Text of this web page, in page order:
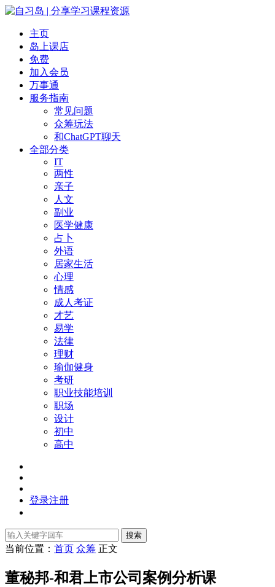
主页
岛上课店
免费
加入会员
万事通
服务指南
常见问题
众筹玩法
和ChatGPT聊天
全部分类
IT
两性
亲子
人文
副业
医学健康
占卜
外语
居家生活
心理
情感
成人考证
才艺
易学
法律
理财
瑜伽健身
考研
职业技能培训
职场
设计
初中
高中
登录注册
搜索
当前位置： 首页 众筹 正文
董秘邦-和君上市公司案例分析课